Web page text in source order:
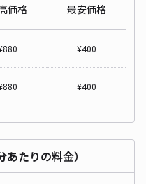
価格 最安価格
880 ¥400
880 ¥400
たりの料金）